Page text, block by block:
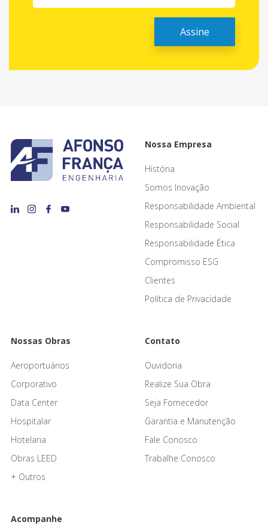
Nossa Empresa
História
Somos Inovação
Responsabilidade Ambiental
Responsabilidade Social
Responsabilidade Ética
Compromisso ESG
Clientes
Política de Privacidade
Nossas Obras
Aeroportuários
Corporativo
Data Center
Hospitalar
Hotelaria
Obras LEED
+ Outros
Contato
Ouvidoria
Realize Sua Obra
Seja Fornecedor
Garantia e Manutenção
Fale Conosco
Trabalhe Conosco
Acompanhe